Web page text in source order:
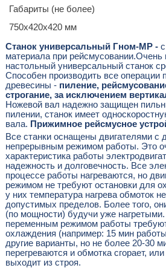
Габариты (не
750х420х420 мм
Станок универсальный Гном-МР -
материала при рейсмусовании.Очень
настольный универсальный станок
Способен производить все операции
древесины - пиление,
строгание, за исключением
Ножевой вал надежно защищен
пилении, станок имеет
вала. Прижимное рейсмусное
Все станки оснащены двигателями с
непрерывным режимом работы. Это
характеристика работы
надежность и долговечность. Все
процессе работы нагреваются, но
режимом не требуют остановки для
у них температура нагрева обмоток
допустимых пределов. Более того,
(по мощности) будучи уже нагретыми.
переменным режимом работы
охлаждения (например: 15 мин
другие варианты, но не более 20-30
перегреваются и обмотка сгорает,
выходит из строя.